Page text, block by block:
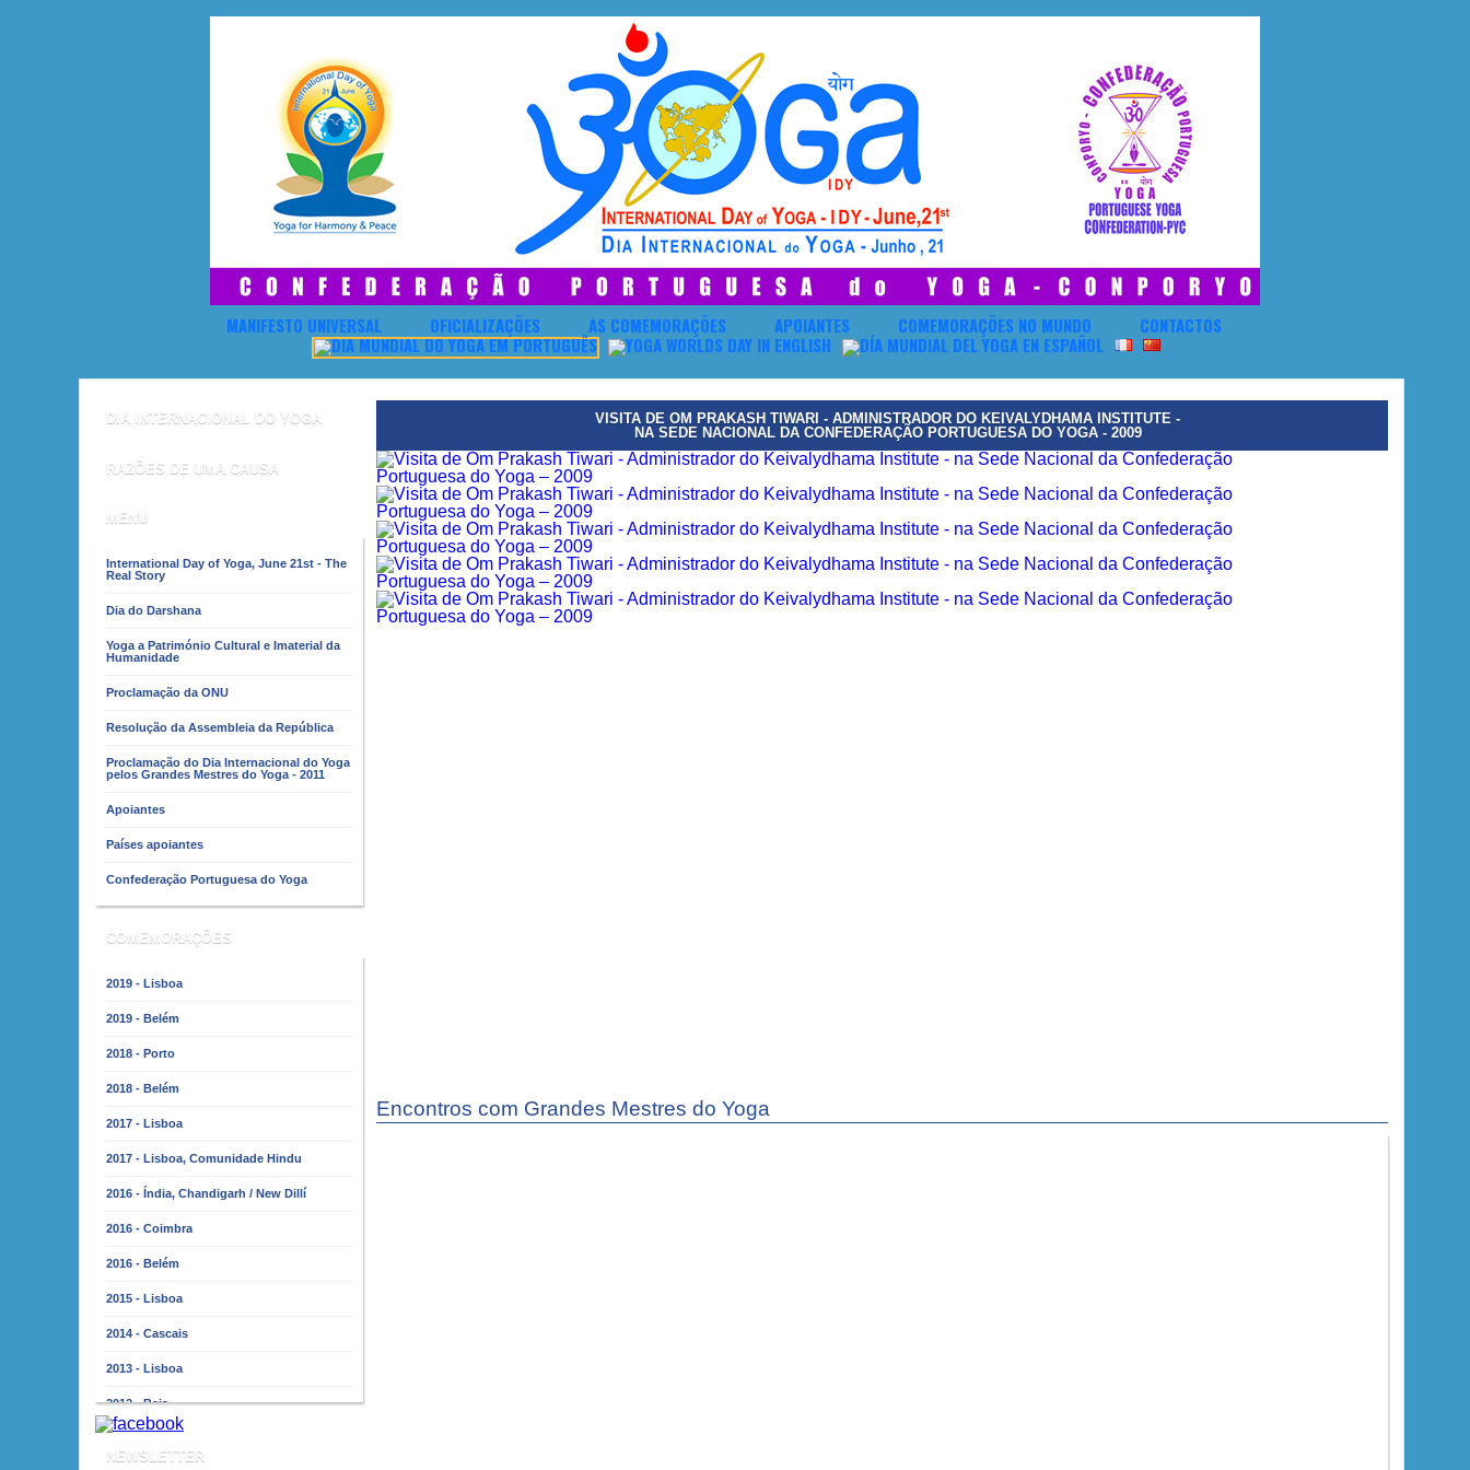
MANIFESTO UNIVERSAL OFICIALIZAÇÕES AS COMEMORAÇÕES APOIANTES COMEMORAÇÕES NO MUNDO CONTACTOS
DIA INTERNACIONAL DO YOGA
RAZÕES DE UMA CAUSA
MENU
International Day of Yoga, June 21st - The
Real Story
Dia do Darshana
Yoga a Património Cultural e Imaterial da
Humanidade
Proclamação da ONU
Resolução da Assembleia da República
Proclamação do Dia Internacional do Yoga
pelos Grandes Mestres do Yoga - 2011
Apoiantes
Países apoiantes
Confederação Portuguesa do Yoga
COMEMORAÇÕES
2019 - Lisboa
2019 - Belém
2018 - Porto
2018 - Belém
2017 - Lisboa
2017 - Lisboa, Comunidade Hindu
2016 - Índia, Chandigarh / New Dillí
2016 - Coimbra
2016 - Belém
2015 - Lisboa
2014 - Cascais
2013 - Lisboa
2012 - Beja
NEWSLETTER
VISITA DE OM PRAKASH TIWARI - ADMINISTRADOR DO KEIVALYDHAMA INSTITUTE -
NA SEDE NACIONAL DA CONFEDERAÇÃO PORTUGUESA DO YOGA - 2009
Encontros com Grandes Mestres do Yoga